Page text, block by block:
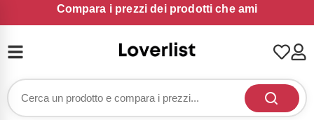
Compara i prezzi dei prodotti che ami